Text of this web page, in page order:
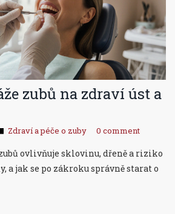
zubů na zdraví úst a
Zdraví a péče o zuby 0 comment
ovlivňuje sklovinu, dřeně a riziko
a jak se po zákroku správně starat o